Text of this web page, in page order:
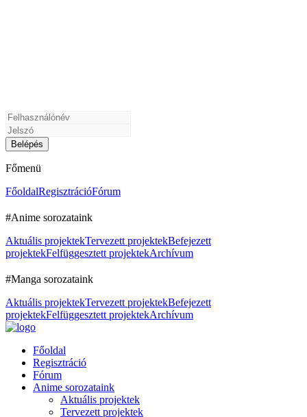
Főmenü
FőoldalRegisztrációFórum
#Anime sorozataink
Aktuális projektekTervezett projektekBefejezett
projektekFelfüggesztett projektekArchívum
#Manga sorozataink
Aktuális projektekTervezett projektekBefejezett
projektekFelfüggesztett projektekArchívum
Főoldal
Regisztráció
Fórum
Anime sorozataink
Aktuális projektek
Tervezett projektek